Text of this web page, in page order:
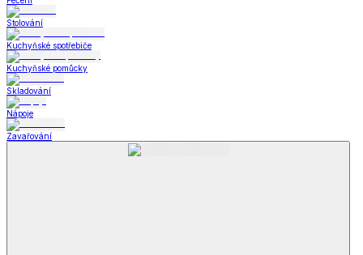
Stolování
Kuchyňské spotřebiče
Kuchyňské pomůcky
Skladování
Nápoje
Zavařování